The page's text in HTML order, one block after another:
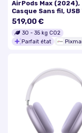
AirPods Max (2024),
Casque Sans fil,
C Bluetooth, Mauve -
Excellent état
519,00 €
30 - 35 kg CO2
Parfait état